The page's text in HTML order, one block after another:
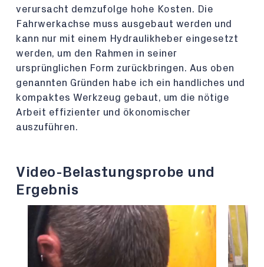
verursacht demzufolge hohe Kosten. Die
Fahrwerkachse muss ausgebaut werden und
kann nur mit einem Hydraulikheber eingesetzt
werden, um den Rahmen in seiner
ursprünglichen Form zurückbringen. Aus oben
genannten Gründen habe ich ein handliches und
kompaktes Werkzeug gebaut, um die nötige
Arbeit effizienter und ökonomischer
auszuführen.
Video-Belastungsprobe und
Ergebnis